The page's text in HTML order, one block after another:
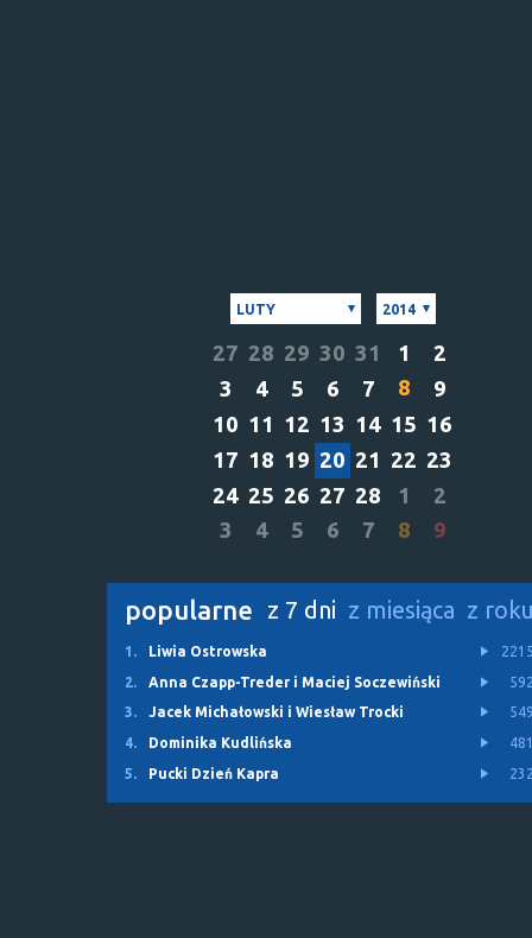
LUTY 2014
27 28 29 30 31 1
2
3
4 5 6 7 8
9
10 11 12 13 14 15 16
17 18 19 20 21 22 23
24 25 26 27 28 1
2
3
4 5 6 7 8 9
popularne z 7 dni z miesiąca z
1. Liwia Ostrowska
2.
Anna Czapp-Treder i Maciej Soczewiński
3.
Jacek Michałowski i Wiesław Trocki
4.
Dominika Kudlińska
5.
Pucki Dzień Kapra